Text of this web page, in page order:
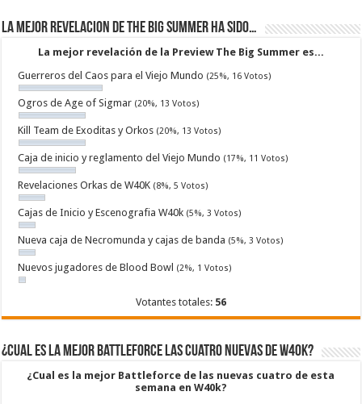
La mejor revelacion de The Big Summer ha sido…
La mejor revelación de la Preview The Big Summer es...
Guerreros del Caos para el Viejo Mundo (25%, 16 Votos)
Ogros de Age of Sigmar (20%, 13 Votos)
Kill Team de Exoditas y Orkos (20%, 13 Votos)
Caja de inicio y reglamento del Viejo Mundo (17%, 11 Votos)
Revelaciones Orkas de W40K (8%, 5 Votos)
Cajas de Inicio y Escenografia W40k (5%, 3 Votos)
Nueva caja de Necromunda y cajas de banda (5%, 3 Votos)
Nuevos jugadores de Blood Bowl (2%, 1 Votos)
Votantes totales: 56
¿Cual es la mejor Battleforce las cuatro nuevas de W40k?
¿Cual es la mejor Battleforce de las nuevas cuatro de esta
semana en W40k?